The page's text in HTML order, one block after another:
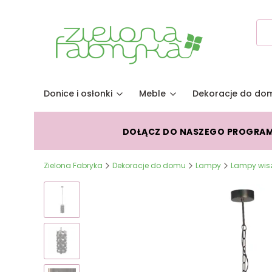
Donice i osłonki Meble Dekoracje do
DOŁĄCZ DO NASZEGO
Zielona Fabryka Dekoracje do domu Lampy Lampy